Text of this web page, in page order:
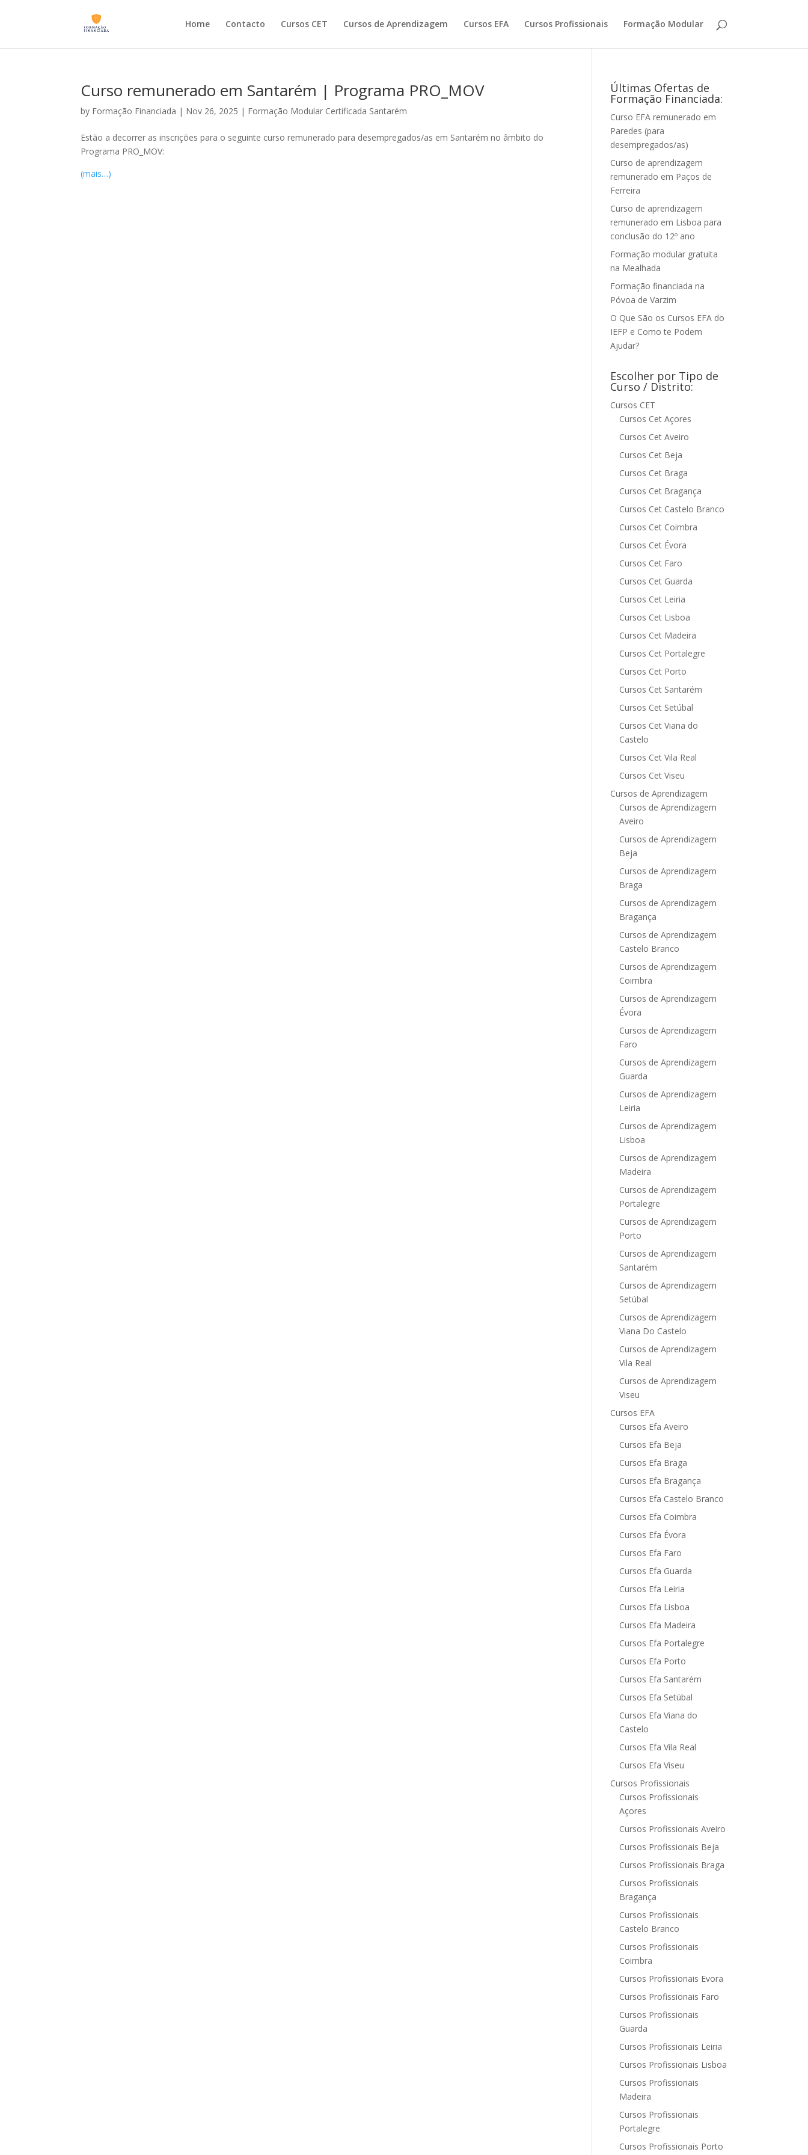
Home Contacto Cursos CET Cursos de Aprendizagem Cursos EFA Cursos Profissionais Formação Modular
Curso remunerado em Santarém | Programa PRO_MOV
by Formação Financiada | Nov 26, 2025 | Formação Modular Certificada Santarém
Estão a decorrer as inscrições para o seguinte curso remunerado para desempregados/as em Santarém no âmbito do
Programa PRO_MOV:
(mais…)
Últimas Ofertas de
Formação Financiada:
Curso EFA remunerado em
Paredes (para
desempregados/as)
Curso de aprendizagem
remunerado em Paços de
Ferreira
Curso de aprendizagem
remunerado em Lisboa para
conclusão do 12º ano
Formação modular gratuita
na Mealhada
Formação financiada na
Póvoa de Varzim
O Que São os Cursos EFA do
IEFP e Como te Podem
Ajudar?
Escolher por Tipo de
Curso / Distrito:
Cursos CET
Cursos Cet Açores
Cursos Cet Aveiro
Cursos Cet Beja
Cursos Cet Braga
Cursos Cet Bragança
Cursos Cet Castelo Branco
Cursos Cet Coimbra
Cursos Cet Évora
Cursos Cet Faro
Cursos Cet Guarda
Cursos Cet Leiria
Cursos Cet Lisboa
Cursos Cet Madeira
Cursos Cet Portalegre
Cursos Cet Porto
Cursos Cet Santarém
Cursos Cet Setúbal
Cursos Cet Viana do
Castelo
Cursos Cet Vila Real
Cursos Cet Viseu
Cursos de Aprendizagem
Cursos de Aprendizagem
Aveiro
Cursos de Aprendizagem
Beja
Cursos de Aprendizagem
Braga
Cursos de Aprendizagem
Bragança
Cursos de Aprendizagem
Castelo Branco
Cursos de Aprendizagem
Coimbra
Cursos de Aprendizagem
Évora
Cursos de Aprendizagem
Faro
Cursos de Aprendizagem
Guarda
Cursos de Aprendizagem
Leiria
Cursos de Aprendizagem
Lisboa
Cursos de Aprendizagem
Madeira
Cursos de Aprendizagem
Portalegre
Cursos de Aprendizagem
Porto
Cursos de Aprendizagem
Santarém
Cursos de Aprendizagem
Setúbal
Cursos de Aprendizagem
Viana Do Castelo
Cursos de Aprendizagem
Vila Real
Cursos de Aprendizagem
Viseu
Cursos EFA
Cursos Efa Aveiro
Cursos Efa Beja
Cursos Efa Braga
Cursos Efa Bragança
Cursos Efa Castelo Branco
Cursos Efa Coimbra
Cursos Efa Évora
Cursos Efa Faro
Cursos Efa Guarda
Cursos Efa Leiria
Cursos Efa Lisboa
Cursos Efa Madeira
Cursos Efa Portalegre
Cursos Efa Porto
Cursos Efa Santarém
Cursos Efa Setúbal
Cursos Efa Viana do
Castelo
Cursos Efa Vila Real
Cursos Efa Viseu
Cursos Profissionais
Cursos Profissionais
Açores
Cursos Profissionais Aveiro
Cursos Profissionais Beja
Cursos Profissionais Braga
Cursos Profissionais
Bragança
Cursos Profissionais
Castelo Branco
Cursos Profissionais
Coimbra
Cursos Profissionais Evora
Cursos Profissionais Faro
Cursos Profissionais
Guarda
Cursos Profissionais Leiria
Cursos Profissionais Lisboa
Cursos Profissionais
Madeira
Cursos Profissionais
Portalegre
Cursos Profissionais Porto